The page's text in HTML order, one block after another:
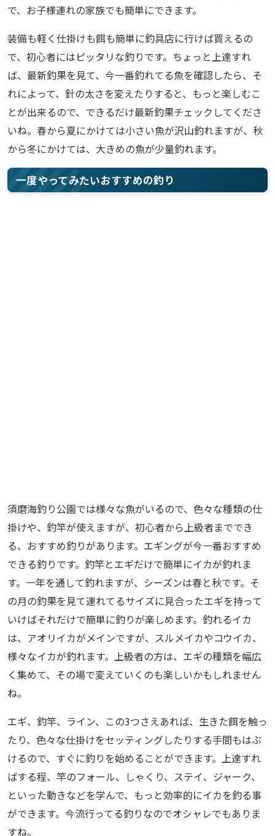
で、お子様連れの家族でも簡単にできます。
装備も軽く仕掛けも餌も簡単に釣具店に行けば買えるの
で、初心者にはピッタリな釣りです。ちょっと上達すれ
ば、最新釣果を見て、今一番釣れてる魚を確認したら、そ
れによって、針の太さを変えたりすると、もっと楽しむこ
とが出来るので、できるだけ最新釣果チェックしてくださ
いね。春から夏にかけては小さい魚が沢山釣れますが、秋
から冬にかけては、大きめの魚が少量釣れます。
一度やってみたいおすすめの釣り
須磨海釣り公園では様々な魚がいるので、色々な種類の仕
掛けや、釣竿が使えますが、初心者から上級者まででき
る、おすすめ釣りがあります。エギングが今一番おすすめ
できる釣りです。釣竿とエギだけで簡単にイカが釣れま
す。一年を通して釣れますが、シーズンは春と秋です。そ
の月の釣果を見て連れてるサイズに見合ったエギを持って
いけばそれだけで簡単に釣りが楽しめます。釣れるイカ
は、アオリイカがメインですが、スルメイカやコウイカ、
様々なイカが釣れます。上級者の方は、エギの種類を幅広
く集めて、その場で変えていくのも楽しいかもしれません
ね。
エギ、釣竿、ライン、この3つさえあれば、生きた餌を触っ
たり、色々な仕掛けをセッティングしたりする手間もはぶ
けるので、すぐに釣りを始めることができます。上達すれ
ばする程、竿のフォール、しゃくり、ステイ、ジャーク、
といった動きなどを学んで、もっと効率的にイカを釣る事
ができます。今流行ってる釣りなのでオシャレでもありま
すね。